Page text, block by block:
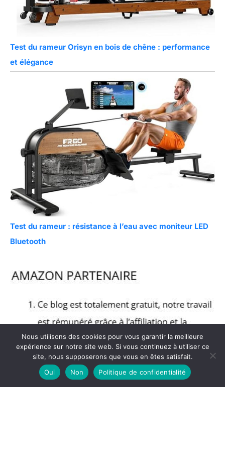
Test du rameur Orisyn en bois de chêne : performance
et élégance
Test du rameur : résistance à l’eau avec moniteur LED
Bluetooth
Nous utilisons des cookies pour vous garantir la meilleure
expérience sur notre site web. Si vous continuez à utiliser ce
site, nous supposerons que vous en êtes satisfait.
Oui
Non Politique de confidentialité